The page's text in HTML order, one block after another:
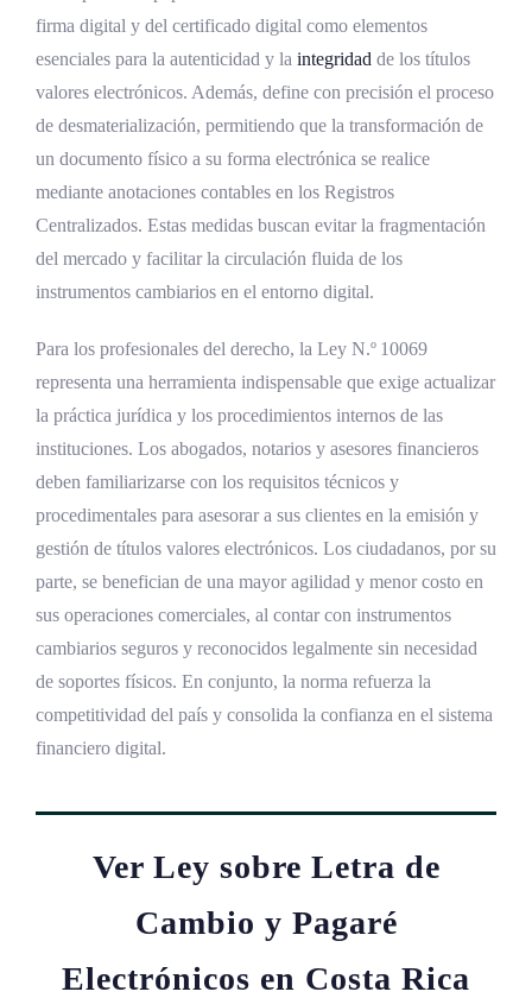
firma digital y del certificado digital como elementos
esenciales para la autenticidad y la integridad de los títulos
valores electrónicos. Además, define con precisión el proceso
de desmaterialización, permitiendo que la transformación de
un documento físico a su forma electrónica se realice
mediante anotaciones contables en los Registros
Centralizados. Estas medidas buscan evitar la fragmentación
del mercado y facilitar la circulación fluida de los
instrumentos cambiarios en el entorno digital.
Para los profesionales del derecho, la Ley N.º 10069
representa una herramienta indispensable que exige actualizar
la práctica jurídica y los procedimientos internos de las
instituciones. Los abogados, notarios y asesores financieros
deben familiarizarse con los requisitos técnicos y
procedimentales para asesorar a sus clientes en la emisión y
gestión de títulos valores electrónicos. Los ciudadanos, por su
parte, se benefician de una mayor agilidad y menor costo en
sus operaciones comerciales, al contar con instrumentos
cambiarios seguros y reconocidos legalmente sin necesidad
de soportes físicos. En conjunto, la norma refuerza la
competitividad del país y consolida la confianza en el sistema
financiero digital.
Ver Ley sobre Letra de
Cambio y Pagaré
Electrónicos en Costa Rica